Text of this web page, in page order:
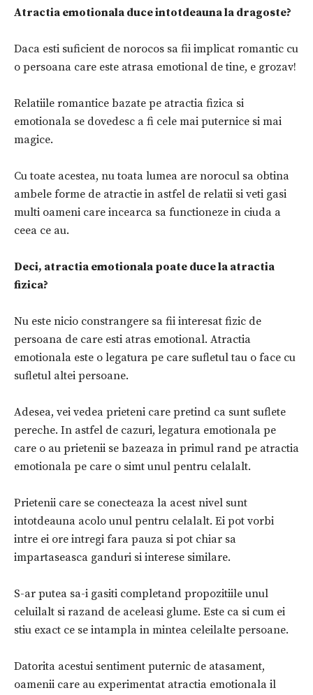
Atractia emotionala duce intotdeauna la dragoste?
Daca esti suficient de norocos sa fii implicat romantic cu
o persoana care este atrasa emotional de tine, e grozav!
Relatiile romantice bazate pe atractia fizica si
emotionala se dovedesc a fi cele mai puternice si mai
magice.
Cu toate acestea, nu toata lumea are norocul sa obtina
ambele forme de atractie in astfel de relatii si veti gasi
multi oameni care incearca sa functioneze in ciuda a
ceea ce au.
Deci, atractia emotionala poate duce la atractia
fizica?
Nu este nicio constrangere sa fii interesat fizic de
persoana de care esti atras emotional. Atractia
emotionala este o legatura pe care sufletul tau o face cu
sufletul altei persoane.
Adesea, vei vedea prieteni care pretind ca sunt suflete
pereche. In astfel de cazuri, legatura emotionala pe
care o au prietenii se bazeaza in primul rand pe atractia
emotionala pe care o simt unul pentru celalalt.
Prietenii care se conecteaza la acest nivel sunt
intotdeauna acolo unul pentru celalalt. Ei pot vorbi
intre ei ore intregi fara pauza si pot chiar sa
impartaseasca ganduri si interese similare.
S-ar putea sa-i gasiti completand propozitiile unul
celuilalt si razand de aceleasi glume. Este ca si cum ei
stiu exact ce se intampla in mintea celeilalte persoane.
Datorita acestui sentiment puternic de atasament,
oamenii care au experimentat atractia emotionala il